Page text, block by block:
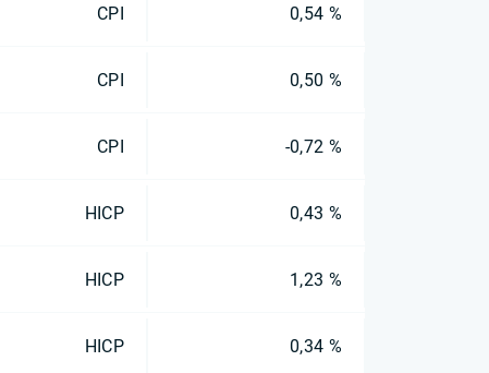
CPI 0,54 %
CPI 0,50 %
CPI -0,72 %
HICP 0,43 %
HICP 1,23 %
HICP 0,34 %